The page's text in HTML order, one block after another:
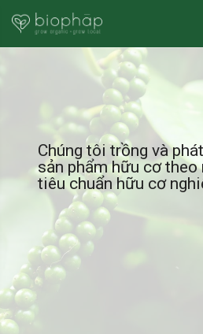
Chúng tôi trồng và
sản phẩm hữu cơ theo
tiêu chuẩn hữu cơ